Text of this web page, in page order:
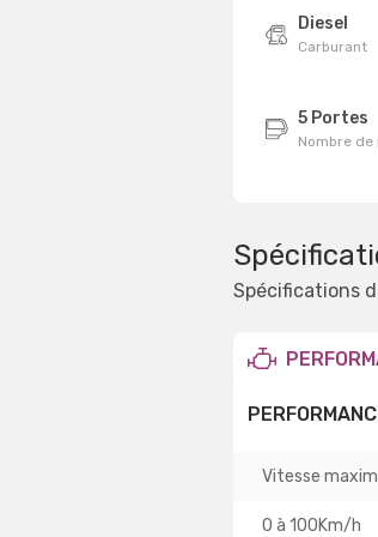
Diesel
Carburant
5 Portes
Nombre de
Spécifications
Vitesse
0 à 100Km/h